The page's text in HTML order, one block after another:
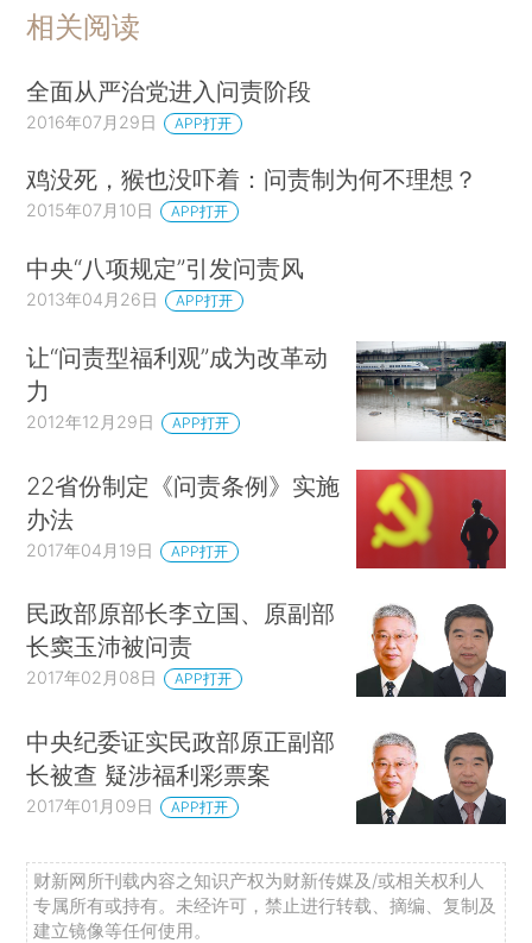
相关阅读
全面从严治党进入问责阶段
2016年07月29日 APP打开
鸡没死，猴也没吓着：问责制为何不理想？
2015年07月10日 APP打开
中央“八项规定”引发问责风
2013年04月26日 APP打开
让“问责型福利观”成为改革动
力
2012年12月29日 APP打开
22省份制定《问责条例》实施
办法
2017年04月19日 APP打开
民政部原部长李立国、原副部
长窦玉沛被问责
2017年02月08日 APP打开
中央纪委证实民政部原正副部
长被查 疑涉福利彩票案
2017年01月09日 APP打开
财新网所刊载内容之知识产权为财新传媒及/或相关权利人
专属所有或持有。未经许可，禁止进行转载、摘编、复制及
建立镜像等任何使用。